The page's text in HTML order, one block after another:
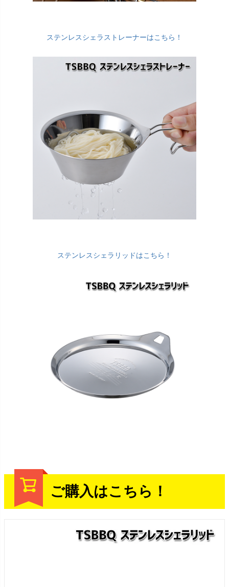
ステンレスシェラストレーナーはこちら！
ステンレスシェラリッドはこちら！
ご購入はこちら！